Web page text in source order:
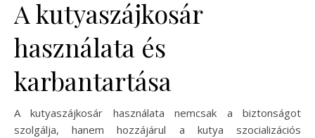
A kutyaszájkosár
használata és
karbantartása
A kutyaszájkosár használata nemcsak a biztonságot
szolgálja, hanem hozzájárul a kutya szocializációs